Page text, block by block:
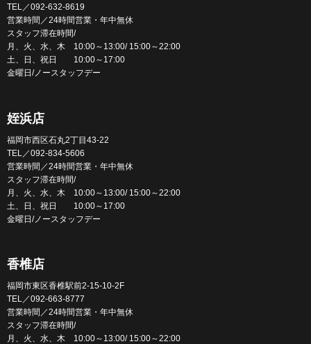
TEL／092-632-8619
営業時間／24時間営業・年中無休
スタッフ滞在時間/
月、火、水、木 10:00～13:00/ 15:00～22:00
土、日、祝日 10:00～17:00
金曜日/ノースタッフデー
姪浜店
福岡市西区石丸2丁目43-22
TEL／092-834-5606
営業時間／24時間営業・年中無休
スタッフ滞在時間/
月、火、水、木 10:00～13:00/ 15:00～22:00
土、日、祝日 10:00～17:00
金曜日/ノースタッフデー
香椎店
福岡市東区香椎駅前2-15-10-2F
TEL／092-663-8777
営業時間／24時間営業・年中無休
スタッフ滞在時間/
月、火、水、木 10:00～13:00/ 15:00～22:00